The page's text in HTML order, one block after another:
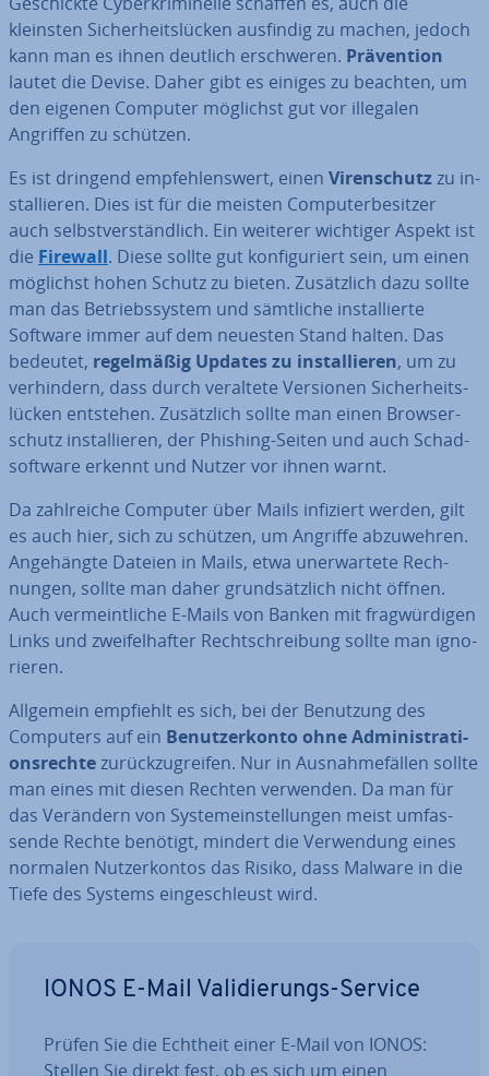
kleinsten Si­cher­heits­lü­cken ausfindig zu machen, jedoch
kann man es ihnen deutlich er­schwe­ren. Prä­ven­ti­on
lautet die Devise. Daher gibt es einiges zu beachten, um
den eigenen Computer möglichst gut vor illegalen
Angriffen zu schützen.
Es ist dringend emp­feh­lens­wert, einen Vi­ren­schutzzu in­
stal­lie­ren. Dies ist für die meisten Com­pu­ter­be­sit­zer
auch selbst­ver­ständ­lich. Ein weiterer wichtiger Aspekt ist
die Firewall. Diese sollte gut kon­fi­gu­riert sein, um einen
möglichst hohen Schutz zu bieten. Zu­sätz­lich dazu sollte
man das Be­triebs­sys­tem und sämtliche in­stal­lier­te
Software immer auf dem neuesten Stand halten. Das
bedeutet, re­gel­mä­ßig Updates zu in­stal­lie­ren, um zu
ver­hin­dern, dass durch veraltete Versionen Si­cher­heits­
lü­cken entstehen. Zu­sätz­lich sollte man einen Brow­ser­
schutz in­stal­lie­ren, der Phishing-Seiten und auch Schad­
soft­ware erkennt und Nutzer vor ihnen warnt.
Da zahl­rei­che Computer über Mails infiziert werden, gilt
es auch hier, sich zu schützen, um Angriffe ab­zu­weh­ren.
An­ge­häng­te Dateien in Mails, etwa un­er­war­te­te Rech­
nun­gen, sollte man daher grund­sätz­lich nicht öffnen.
Auch ver­meint­li­che E-Mails von Banken mit frag­wür­di­gen
Links und zwei­fel­haf­ter Recht­schrei­bung sollte man igno­
rie­ren.
Allgemein empfiehlt es sich, bei der Benutzung des
Computers auf ein Be­nut­zer­kon­to ohne Ad­mi­nis­tra­ti­
ons­rech­tezu­rück­zu­grei­fen. Nur in Aus­nah­me­fäl­len sollte
man eines mit diesen Rechten verwenden. Da man für
das Verändern von Sys­tem­ein­stel­lun­gen meist um­fas­
sen­de Rechte benötigt, mindert die Ver­wen­dung eines
normalen Nut­zer­kon­tos das Risiko, dass Malware in die
Tiefe des Systems ein­ge­schleust wird.
IONOS E-Mail Va­li­die­rungs-Service
Prüfen Sie die Echtheit einer E-Mail von IONOS:
Stellen Sie direkt fest, ob es sich um einen